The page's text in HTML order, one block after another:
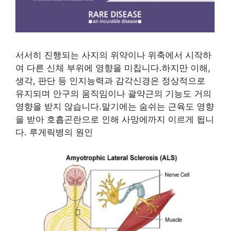
서서히 진행되는 사지의 위약이나 위축에서 시작하
여 다른 신체 부위에 영향을 미칩니다.하지만 이해,
생각, 판단 등 인지능력과 감각신경은 정상적으로
유지되며 안구의 움직임이나 괄약근의 기능도 거의
영향을 받지 않습니다.말기에는 숨쉬는 근육도 영향
을 받아 호흡곤란으로 인해 사망에까지 이르게 됩니
다. 루게릭병의 원인